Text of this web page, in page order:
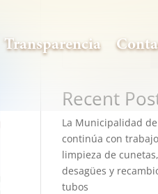
Transparencia
Recent
La Municipalidad
continúa con
limpieza de cunetas,
desagües y
tubos